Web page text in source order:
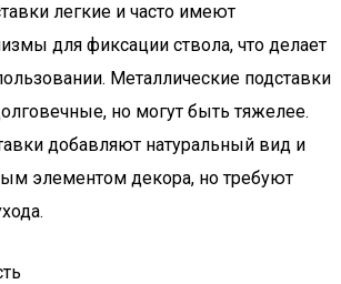
легкие и часто имеют
для фиксации ствола, что делает
Металлические подставки
но могут быть тяжелее.
добавляют натуральный вид и
элементом декора, но требуют